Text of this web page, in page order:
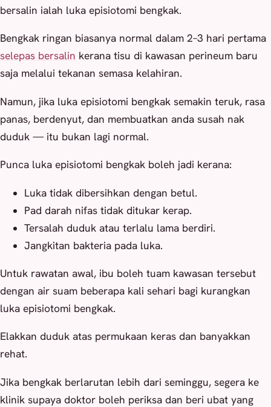
bersalin ialah luka episiotomi bengkak.
Bengkak ringan biasanya normal dalam 2–3 hari pertama
selepas bersalin kerana tisu di kawasan perineum baru
saja melalui tekanan semasa kelahiran.
Namun, jika luka episiotomi bengkak semakin teruk, rasa
panas, berdenyut, dan membuatkan anda susah nak
duduk — itu bukan lagi normal.
Punca luka episiotomi bengkak boleh jadi kerana:
Luka tidak dibersihkan dengan betul.
Pad darah nifas tidak ditukar kerap.
Tersalah duduk atau terlalu lama berdiri.
Jangkitan bakteria pada luka.
Untuk rawatan awal, ibu boleh tuam kawasan tersebut
dengan air suam beberapa kali sehari bagi kurangkan
luka episiotomi bengkak.
Elakkan duduk atas permukaan keras dan banyakkan
rehat.
Jika bengkak berlarutan lebih dari seminggu, segera ke
klinik supaya doktor boleh periksa dan beri ubat yang